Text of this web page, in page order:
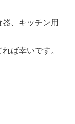
、キッチン用
ば幸いです。